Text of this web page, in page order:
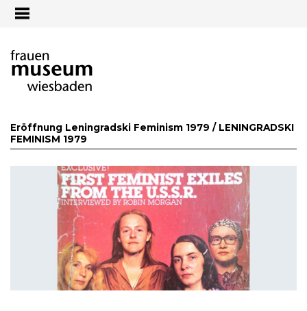
Eröffnung Leningradski Feminism 1979 / LENINGRADSKI
FEMINISM 1979